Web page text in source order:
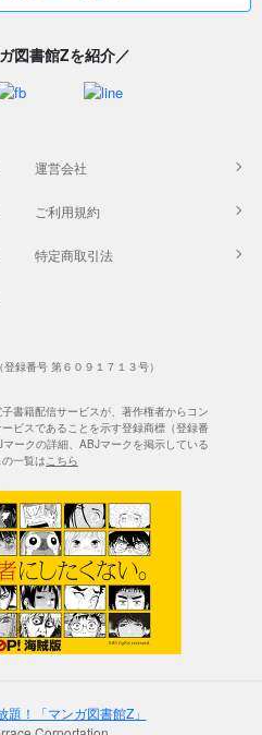
図書館Zを紹介／
運営会社
ご利用規約
特定商取引法
書籍配信サービスが、著作権者からコン
ビスであることを示す登録商標（登録番
ークの詳細、ABJマークを掲示している
一覧はこちら
！「マンガ図書館Z」